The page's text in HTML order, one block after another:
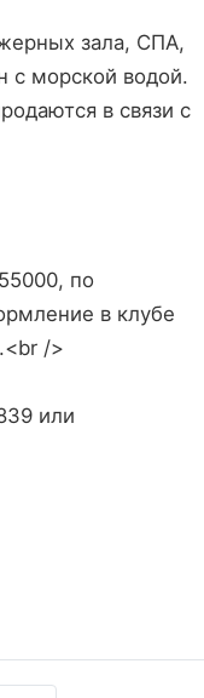
зала, СПА,
с морской водой.
в связи с
по
в клубе
/>
или